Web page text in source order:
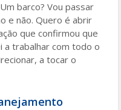
barco? Vou passar
e não. Quero é abrir
que confirmou que
a trabalhar com todo o
a tocar o